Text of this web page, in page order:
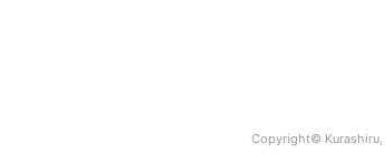
Copyright© Kurashiru,